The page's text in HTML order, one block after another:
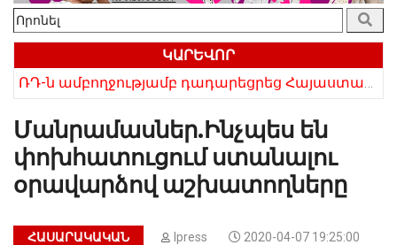
ԿԱՐԵՎՈՐ
ՌԴ-ն ամբողջությամբ դադարեցրեց Հայաստանից ծիրանի ներմուծումը
Մանրամասներ.Ինչպես են
փոխհատուցում ստանալու
օրավարձով աշխատողները
ՀԱՍԱՐԱԿԱԿԱՆ Ipress
2020-04-07 19:25:00